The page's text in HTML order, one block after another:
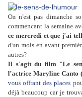
On n'est pas dimanche
commencant la semaine
ce mercredi et que j'ai
d'un mois en avant
autres?
Il s'agit du film "Le
l'actrice Maryline Canto (
vous offrant des places
déjà beaucoup car je